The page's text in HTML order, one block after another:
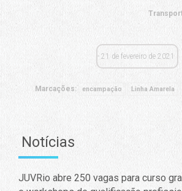
21 de fevereiro de 2021
Marcações: encampação Linha Amarela
Notícias
JUVRio abre 250 vagas para curso